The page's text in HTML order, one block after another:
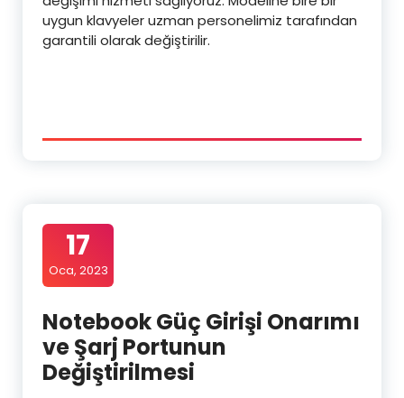
uygun klavyeler uzman personelimiz tarafından
garantili olarak değiştirilir.
17
Oca, 2023
Notebook Güç Girişi Onarımı
ve Şarj Portunun
Değiştirilmesi